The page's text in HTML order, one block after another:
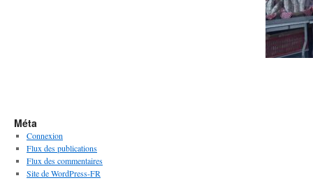
Méta
Connexion
Flux des publications
Flux des commentaires
Site de WordPress-FR